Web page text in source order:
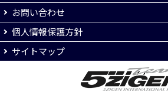
お問い合わせ
個人情報保護方針
サイトマップ